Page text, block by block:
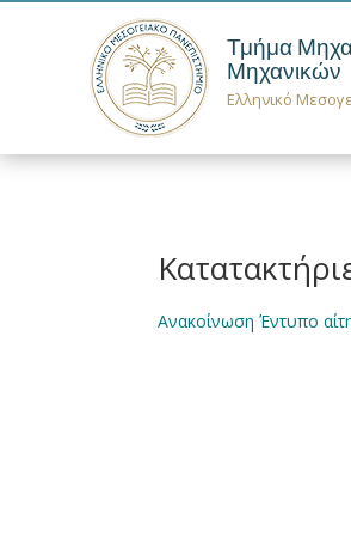
Τμήμα
Μηχανικών
Ελληνικό
Ανακοίνωση Έντυπο